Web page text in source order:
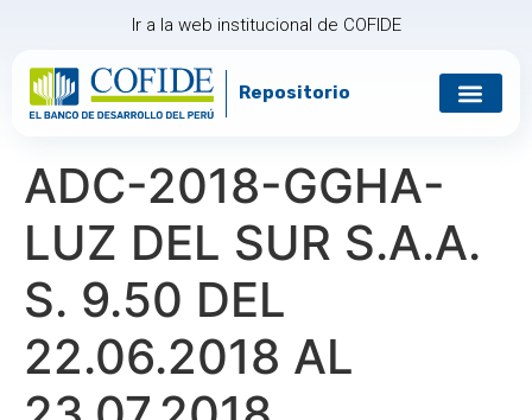
Ir a la web institucional de COFIDE
Repositorio
ADC-2018-GGHA-
LUZ DEL SUR S.A.A.
S. 9.50 DEL
22.06.2018 AL